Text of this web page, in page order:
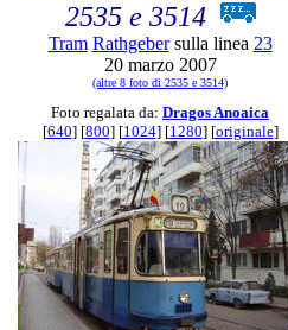
2535 e 3514
Tram Rathgebersulla linea 23
20 marzo 2007
(altre 8 foto di 2535 e 3514)
Foto regalata da: Dragos Anoaica
[640] [800] [1024] [1280] [originale]